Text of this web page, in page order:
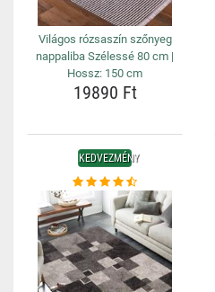
Világos rózsaszín szőnyeg
nappaliba Szélessé 80 cm |
Hossz: 150 cm
19890 Ft
KEDVEZMÉNY